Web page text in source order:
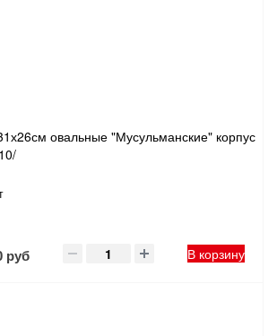
овальные "Мусульманские" корпус
руб В корзину